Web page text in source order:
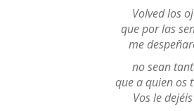
Volved los
que por las
me
no sean
que a quien os
Vos le